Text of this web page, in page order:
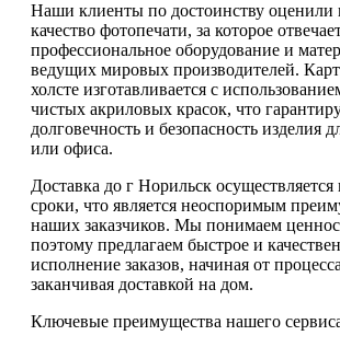
Наши клиенты по достоинству оценили
качество фотопечати, за которое
профессиональное оборудование и
ведущих мировых производителей.
холсте изготавливается с
чистых акриловых красок, что
долговечность и безопасность изделия
или офиса.
Доставка до г Норильск
сроки, что является неоспоримым
наших заказчиков. Мы понимаем
поэтому предлагаем быстрое и
исполнение заказов, начиная от
заканчивая доставкой на дом.
Ключевые преимущества нашего